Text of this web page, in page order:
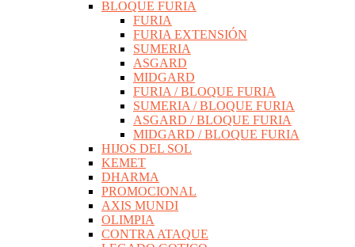
BLOQUE FURIA
FURIA
FURIA EXTENSIÓN
SUMERIA
ASGARD
MIDGARD
FURIA / BLOQUE FURIA
SUMERIA / BLOQUE FURIA
ASGARD / BLOQUE FURIA
MIDGARD / BLOQUE FURIA
HIJOS DEL SOL
KEMET
DHARMA
PROMOCIONAL
AXIS MUNDI
OLIMPIA
CONTRA ATAQUE